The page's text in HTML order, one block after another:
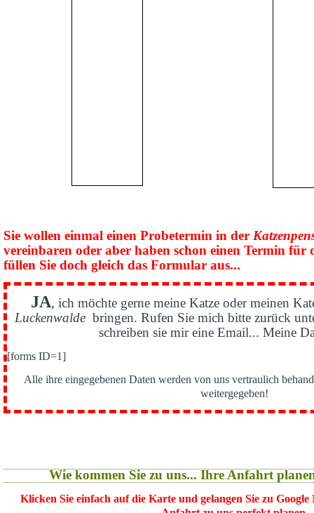
Sie wollen einmal einen Probetermin in der
vereinbaren oder aber haben schon einen Termin für
füllen Sie doch gleich das Formular aus...
JA, ich möchte gerne meine Katze oder meinen
Luckenwaldebringen. Rufen Sie mich bitte zurück
schreiben sie mir eine Email... Meine
[forms ID=1]
Alle ihre eingegebenen Daten werden von uns vertraulich
weitergegeben!
Wie kommen Sie zu uns... Ihre Anfahrt
Klicken Sie einfach auf die Karte und gelangen Sie zu